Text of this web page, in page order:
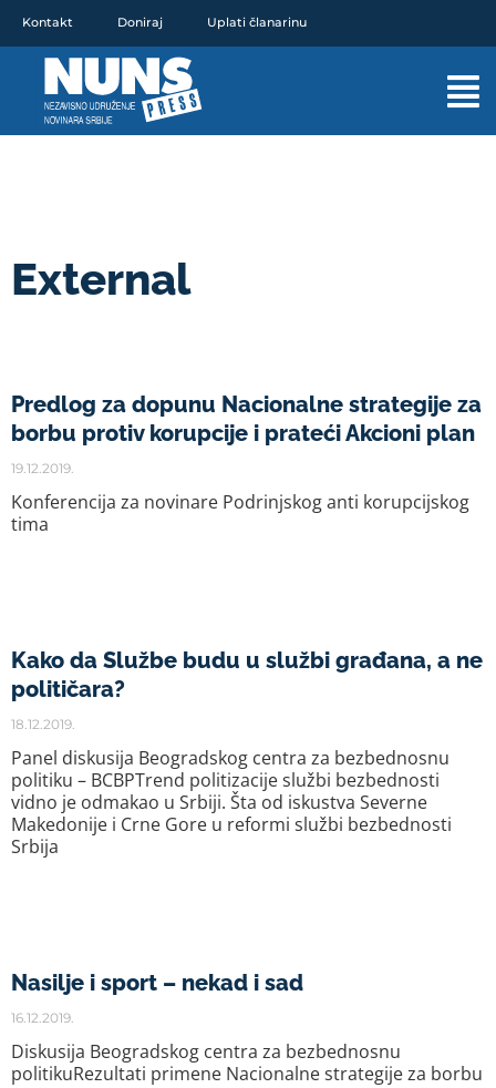
sadržaj
Kontakt Doniraj Uplati članarinu
External
Predlog za dopunu Nacionalne strategije za
borbu protiv korupcije i prateći Akcioni plan
19.12.2019.
Konferencija za novinare Podrinjskog anti korupcijskog
tima
Kako da Službe budu u službi građana, a ne
političara?
18.12.2019.
Panel diskusija Beogradskog centra za bezbednosnu
politiku – BCBPTrend politizacije službi bezbednosti
vidno je odmakao u Srbiji. Šta od iskustva Severne
Makedonije i Crne Gore u reformi službi bezbednosti
Srbija
Nasilje i sport – nekad i sad
16.12.2019.
Diskusija Beogradskog centra za bezbednosnu
politikuRezultati primene Nacionalne strategije za borbu
STRANICA
STRANICA
STRANICA
STRANICA
STRANICASTRANICA